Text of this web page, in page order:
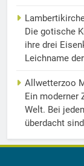
Die gotische
ihre drei
Leichname
Allwetterzoo
Ein moderner
Welt. Bei
überdacht